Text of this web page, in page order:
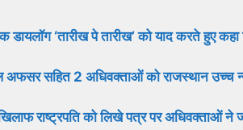
‘तारीख पे तारीख’ को याद करते हुए
अफसर सहित 2 अधिवक्ताओं को राजस्थान उच्च
राष्ट्रपति को लिखे पत्र पर अधिवक्ताओं ने